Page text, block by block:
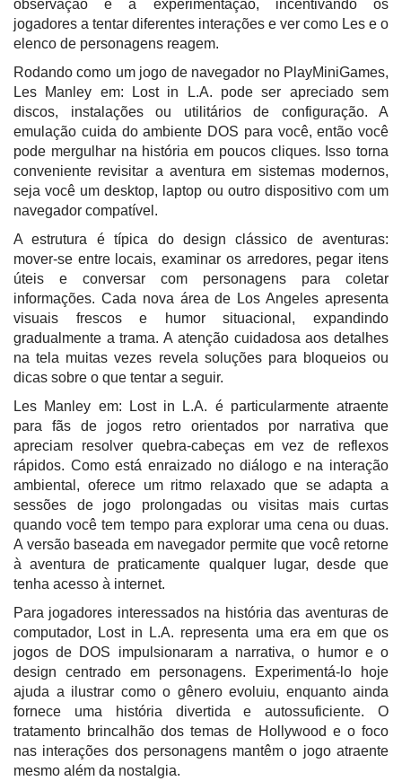
observação e a experimentação, incentivando os
jogadores a tentar diferentes interações e ver como Les e o
elenco de personagens reagem.
Rodando como um jogo de navegador no PlayMiniGames,
Les Manley em: Lost in L.A. pode ser apreciado sem
discos, instalações ou utilitários de configuração. A
emulação cuida do ambiente DOS para você, então você
pode mergulhar na história em poucos cliques. Isso torna
conveniente revisitar a aventura em sistemas modernos,
seja você um desktop, laptop ou outro dispositivo com um
navegador compatível.
A estrutura é típica do design clássico de aventuras:
mover-se entre locais, examinar os arredores, pegar itens
úteis e conversar com personagens para coletar
informações. Cada nova área de Los Angeles apresenta
visuais frescos e humor situacional, expandindo
gradualmente a trama. A atenção cuidadosa aos detalhes
na tela muitas vezes revela soluções para bloqueios ou
dicas sobre o que tentar a seguir.
Les Manley em: Lost in L.A. é particularmente atraente
para fãs de jogos retro orientados por narrativa que
apreciam resolver quebra-cabeças em vez de reflexos
rápidos. Como está enraizado no diálogo e na interação
ambiental, oferece um ritmo relaxado que se adapta a
sessões de jogo prolongadas ou visitas mais curtas
quando você tem tempo para explorar uma cena ou duas.
A versão baseada em navegador permite que você retorne
à aventura de praticamente qualquer lugar, desde que
tenha acesso à internet.
Para jogadores interessados na história das aventuras de
computador, Lost in L.A. representa uma era em que os
jogos de DOS impulsionaram a narrativa, o humor e o
design centrado em personagens. Experimentá-lo hoje
ajuda a ilustrar como o gênero evoluiu, enquanto ainda
fornece uma história divertida e autossuficiente. O
tratamento brincalhão dos temas de Hollywood e o foco
nas interações dos personagens mantêm o jogo atraente
mesmo além da nostalgia.